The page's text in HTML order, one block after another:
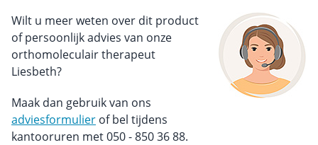
Wilt u meer weten over dit product
of persoonlijk advies van onze
orthomoleculair therapeut
Liesbeth?
Maak dan gebruik van ons
adviesformulier of bel tijdens
kantooruren met 050 - 850 36 88.